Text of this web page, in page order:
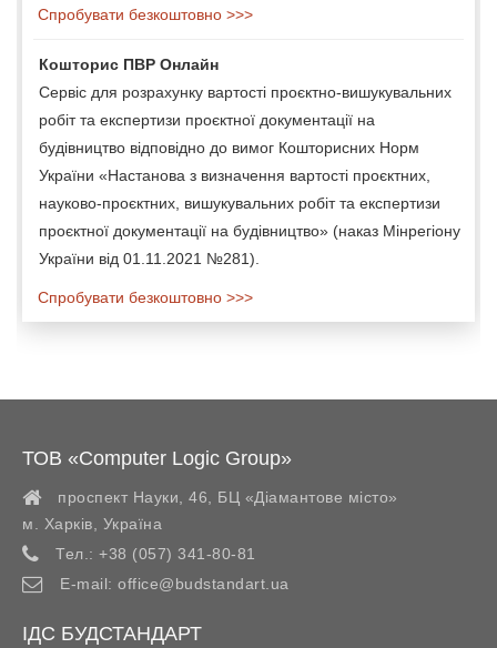
Спробувати безкоштовно >>>
Кошторис ПВР Онлайн
Сервіс для розрахунку вартості проєктно-вишукувальних
робіт та експертизи проєктної документації на
будівництво відповідно до вимог Кошторисних Норм
України «Настанова з визначення вартості проєктних,
науково-проєктних, вишукувальних робіт та експертизи
проєктної документації на будівництво» (наказ Мінрегіону
України від 01.11.2021 №281).
Спробувати безкоштовно >>>
ТОВ «Computer Logic Group»
проспект Науки, 46, БЦ «Діамантове місто»
м. Харків
Україна
Тел.: +38 (057) 341-80-81
E-mail: office@budstandart.ua
ІДС БУДСТАНДАРТ